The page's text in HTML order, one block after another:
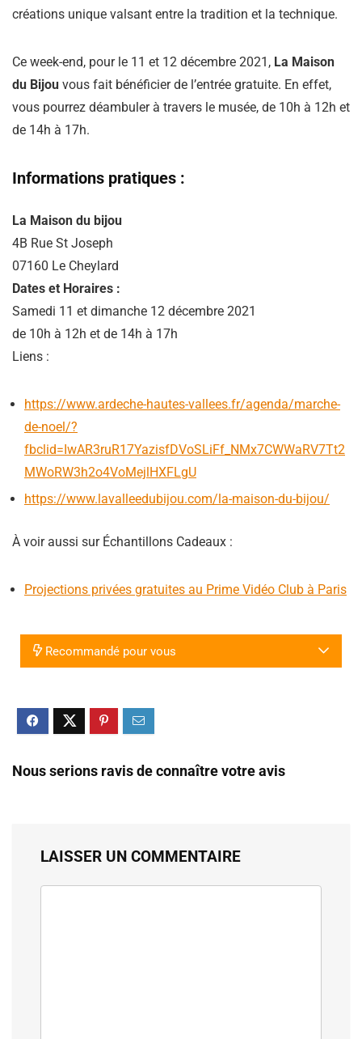
créations unique valsant entre la tradition et la technique.
Ce week-end, pour le 11 et 12 décembre 2021, La Maison
du Bijou vous fait bénéficier de l’entrée gratuite. En effet,
vous pourrez déambuler à travers le musée, de 10h à 12h et
de 14h à 17h.
Informations pratiques :
La Maison du bijou
4B Rue St Joseph
07160 Le Cheylard
Dates et Horaires :
Samedi 11 et dimanche 12 décembre 2021
de 10h à 12h et de 14h à 17h
Liens :
https://www.ardeche-hautes-vallees.fr/agenda/marche-
de-noel/?
fbclid=IwAR3ruR17YazisfDVoSLiFf_NMx7CWWaRV7Tt2
MWoRW3h2o4VoMejlHXFLgU
https://www.lavalleedubijou.com/la-maison-du-bijou/
À voir aussi sur Échantillons Cadeaux :
Projections privées gratuites au Prime Vidéo Club à Paris
Recommandé pour vous
Nous serions ravis de connaître votre avis
LAISSER UN COMMENTAIRE